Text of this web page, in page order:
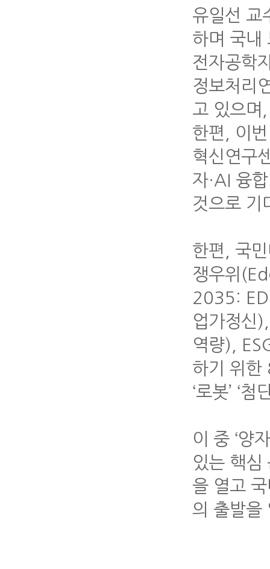
유일선 교
하며 국내
전자공학
정보처리
고 있으며
한편, 이
혁신연구
자·AI 융
것으로 기
한편, 국
쟁우위
2035:
업가정신
역량),
하기 위한
‘로봇’ ‘
이 중 ‘양
있는 핵심
을 열고
의 출발을